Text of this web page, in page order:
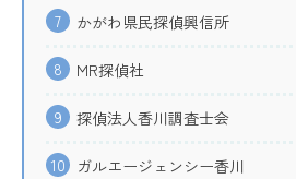
7 かがわ県民探偵興信所
8 MR探偵社
9 探偵法人香川調査士会
10 ガルエージェンシー香川